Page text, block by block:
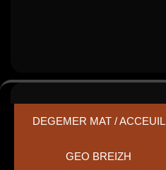
DEGEMER MAT / ACCEUIL
GEO BREIZH